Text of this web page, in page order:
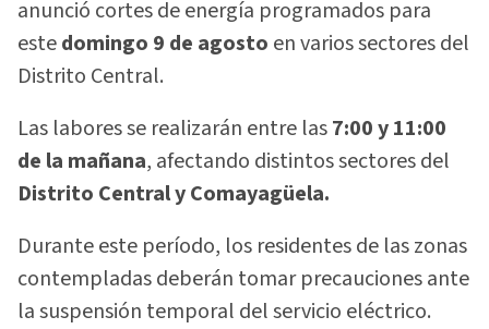
anunció cortes de energía programados para
estedomingo 9 de agosto en varios sectores del
Distrito Central.
Las labores se realizarán entre las7:00 y 11:00
de la mañana, afectando distintos sectores del
Distrito Central y Comayagüela.
Durante este período, los residentes de las zonas
contempladas deberán tomar precauciones ante
la suspensión temporal del servicio eléctrico.